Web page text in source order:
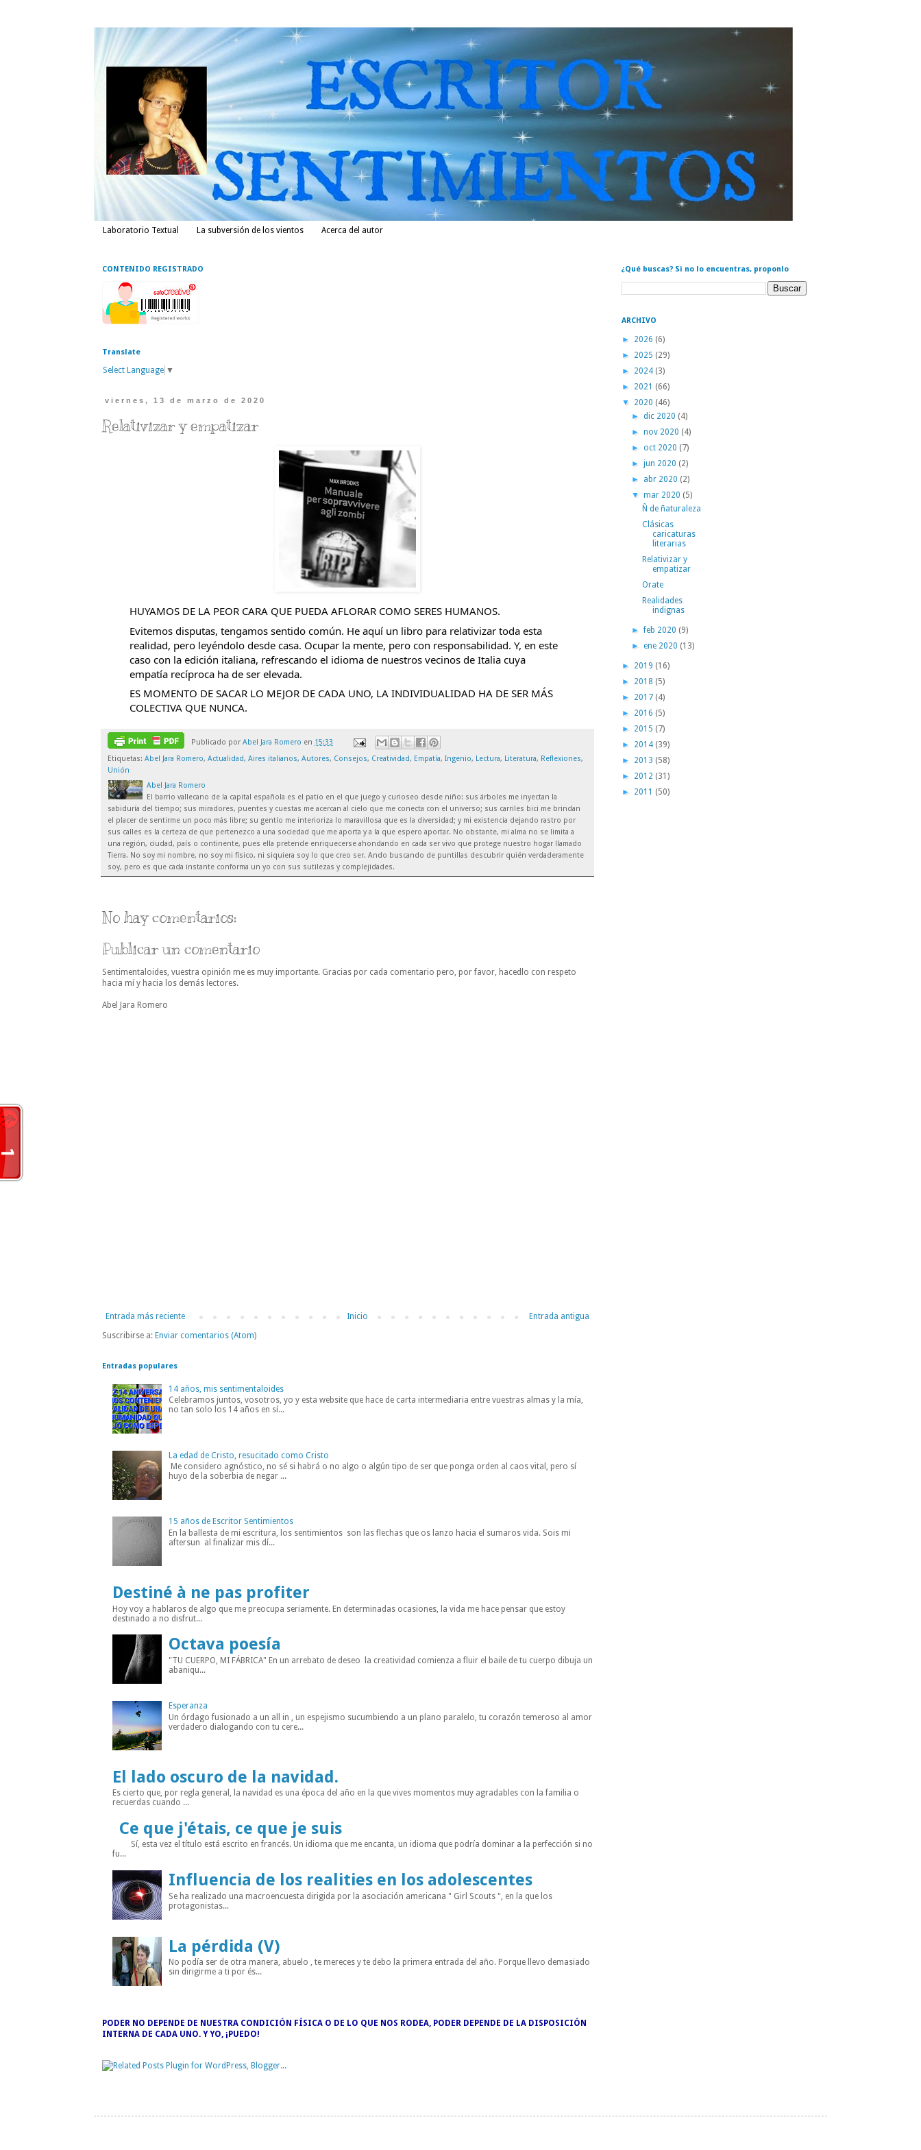
Laboratorio Textual La subversión de los vientos Acerca del autor
CONTENIDO REGISTRADO
Translate
Select Language ▼
viernes, 13 de marzo de 2020
Relativizar y empatizar
HUYAMOS DE LA PEOR CARA QUE PUEDA AFLORAR COMO SERES HUMANOS.
Evitemos disputas, tengamos sentido común. He aquí un libro para relativizar toda esta
realidad, pero leyéndolo desde casa. Ocupar la mente, pero con responsabilidad. Y, en este
caso con la edición italiana, refrescando el idioma de nuestros vecinos de Italia cuya
empatía recíproca ha de ser elevada.
ES MOMENTO DE SACAR LO MEJOR DE CADA UNO, LA INDIVIDUALIDAD HA DE SER MÁS
COLECTIVA QUE NUNCA.
Publicado por Abel Jara Romero en 15:33
Etiquetas: Abel Jara Romero, Actualidad, Aires italianos, Autores, Consejos, Creatividad, Empatía, Ingenio, Lectura, Literatura, Reflexiones,
Unión
Abel Jara Romero
El barrio vallecano de la capital española es el patio en el que juego y curioseo desde niño: sus árboles me inyectan la
sabiduría del tiempo; sus miradores, puentes y cuestas me acercan al cielo que me conecta con el universo; sus carriles bici me brindan
el placer de sentirme un poco más libre; su gentío me interioriza lo maravillosa que es la diversidad; y mi existencia dejando rastro por
sus calles es la certeza de que pertenezco a una sociedad que me aporta y a la que espero aportar. No obstante, mi alma no se limita a
una región, ciudad, país o continente, pues ella pretende enriquecerse ahondando en cada ser vivo que protege nuestro hogar llamado
Tierra. No soy mi nombre, no soy mi físico, ni siquiera soy lo que creo ser. Ando buscando de puntillas descubrir quién verdaderamente
soy, pero es que cada instante conforma un yo con sus sutilezas y complejidades.
No hay comentarios:
Publicar un comentario
Sentimentaloides, vuestra opinión me es muy importante. Gracias por cada comentario pero, por favor, hacedlo con respeto
hacia mí y hacia los demás lectores.
Abel Jara Romero
Entrada más reciente Entrada antigua
Inicio
Suscribirse a: Enviar comentarios (Atom)
Entradas populares
14 años, mis sentimentaloides
Celebramos juntos, vosotros, yo y esta website que hace de carta intermediaria entre vuestras almas y la mía,
no tan solo los 14 años en sí...
La edad de Cristo, resucitado como Cristo
Me considero agnóstico, no sé si habrá o no algo o algún tipo de ser que ponga orden al caos vital, pero sí
huyo de la soberbia de negar ...
15 años de Escritor Sentimientos
En la ballesta de mi escritura, los sentimientos son las flechas que os lanzo hacia el sumaros vida. Sois mi
aftersun al finalizar mis dí...
Destiné à ne pas profiter
Hoy voy a hablaros de algo que me preocupa seriamente. En determinadas ocasiones, la vida me hace pensar que estoy
destinado a no disfrut...
Octava poesía
"TU CUERPO, MI FÁBRICA" En un arrebato de deseo la creatividad comienza a fluir el baile de tu cuerpo dibuja un
abaniqu...
Esperanza
Un órdago fusionado a un all in , un espejismo sucumbiendo a un plano paralelo, tu corazón temeroso al amor
verdadero dialogando con tu cere...
El lado oscuro de la navidad.
Es cierto que, por regla general, la navidad es una época del año en la que vives momentos muy agradables con la familia o
recuerdas cuando ...
Ce que j'étais, ce que je suis
Sí, esta vez el título está escrito en francés. Un idioma que me encanta, un idioma que podría dominar a la perfección si no
fu...
Influencia de los realities en los adolescentes
Se ha realizado una macroencuesta dirigida por la asociación americana " Girl Scouts ", en la que los
protagonistas...
La pérdida (V)
No podía ser de otra manera, abuelo , te mereces y te debo la primera entrada del año. Porque llevo demasiado
sin dirigirme a ti por és...
PODER NO DEPENDE DE NUESTRA CONDICIÓN FÍSICA O DE LO QUE NOS RODEA, PODER DEPENDE DE LA DISPOSICIÓN
INTERNA DE CADA UNO. Y YO, ¡PUEDO!
¿Qué buscas? Si no lo encuentras, proponlo
ARCHIVO
► 2026 (6)
► 2025 (29)
► 2024 (3)
► 2021 (66)
▼ 2020 (46)
►dic 2020 (4)
►nov 2020 (4)
► oct 2020 (7)
►jun 2020 (2)
► abr 2020 (2)
▼mar 2020 (5)
Ñ de ñaturaleza
Clásicas
caricaturas
literarias
Relativizar y
empatizar
Orate
Realidades
indignas
►feb 2020 (9)
►ene 2020 (13)
► 2019 (16)
► 2018 (5)
► 2017 (4)
► 2016 (5)
► 2015 (7)
► 2014 (39)
► 2013 (58)
► 2012 (31)
► 2011 (50)